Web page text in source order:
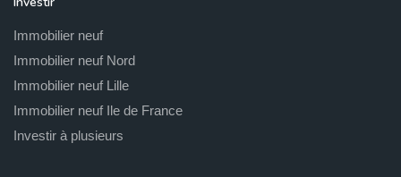
Immobilier neuf
Immobilier neuf Nord
Immobilier neuf Lille
Immobilier neuf Ile de France
Investir à plusieurs